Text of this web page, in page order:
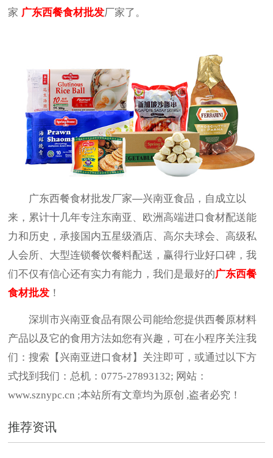
家 广东西餐食材批发厂家了。
广东西餐食材批发厂家—兴南亚食品，自成立以
来，累计十几年专注东南亚、欧洲高端进口食材配送能
力和历史，承接国内五星级酒店、高尔夫球会、高级私
人会所、大型连锁餐饮餐料配送，赢得行业好口碑，我
们不仅有信心还有实力有能力，我们是最好的广东西餐
食材批发 ！
深圳市兴南亚食品有限公司能给您提供西餐原材料
产品以及它的食用方法如您有兴趣，可在小程序关注我
们：搜索【兴南亚进口食材】关注即可，或通过以下方
式找到我们：总机：0775-27893132; 网站：
www.sznypc.cn ;本站所有文章均为原创 ,盗者必究！
推荐资讯